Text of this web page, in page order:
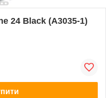
24 Black (A3035-1)